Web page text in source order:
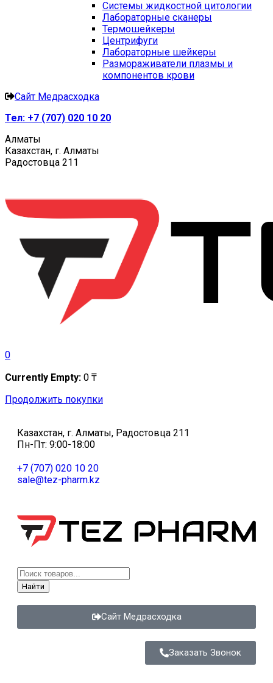
Системы жидкостной цитологии
Лабораторные сканеры
Термошейкеры
Центрифуги
Лабораторные шейкеры
Размораживатели плазмы и
компонентов крови
Сайт Медрасходка
Тел: +7 (707) 020 10 20
Алматы
Казахстан, г. Алматы
Радостовца 211
0
Currently Empty: 0 ₸
Продолжить покупки
Казахстан, г. Алматы, Радостовца 211
Пн-Пт: 9:00-18:00
+7 (707) 020 10 20
sale@tez-pharm.kz
Найти
Сайт Медрасходка
Заказать Звонок